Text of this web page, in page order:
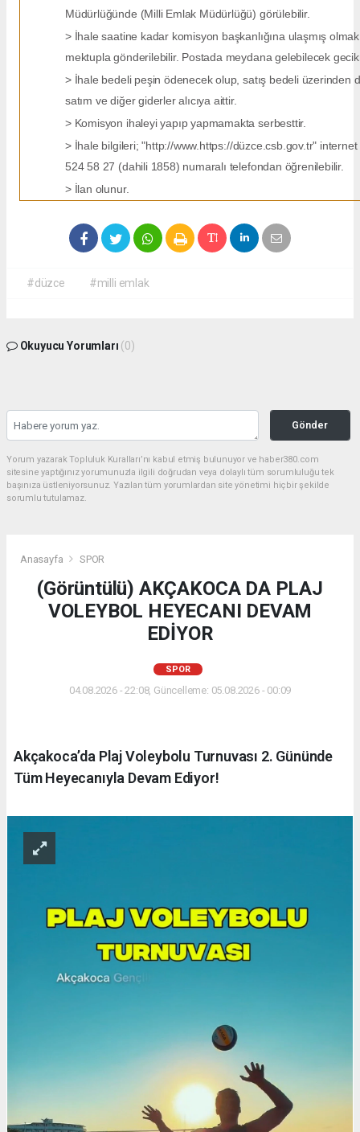
Müdürlüğünde (Milli Emlak Müdürlüğü) görülebilir.
> İhale saatine kadar komisyon başkanlığına ulaşmış
mektupla gönderilebilir. Postada meydana gelebilecek
> İhale bedeli peşin ödenecek olup, satış bedeli üzerinden
satım ve diğer giderler alıcıya aittir.
> Komisyon ihaleyi yapıp yapmamakta serbesttir.
> İhale bilgileri; "http://www.https://düzce.csb.gov.tr"
524 58 27 (dahili 1858) numaralı telefondan öğrenilebilir.
> İlan olunur.
#düzce #milli emlak
Okuyucu Yorumları (0)
Gönder
Yorum yazarak Topluluk Kuralları’nı kabul etmiş bulunuyor ve haber380.com
sitesine yaptığınız yorumunuzla ilgili doğrudan veya dolaylı tüm sorumluluğu tek
başınıza üstleniyorsunuz. Yazılan tüm yorumlardan site yönetimi hiçbir şekilde
sorumlu tutulamaz.
Anasayfa SPOR
(Görüntülü) AKÇAKOCA DA PLAJ
VOLEYBOL HEYECANI DEVAM
EDİYOR
SPOR
04.08.2026 - 22:08, Güncelleme: 05.08.2026 - 00:09
Akçakoca’da Plaj Voleybolu Turnuvası 2. Gününde
Tüm Heyecanıyla Devam Ediyor!